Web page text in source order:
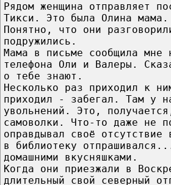
Рядом женщина отправляет
Тикси. Это была Олина мама.
Понятно, что они
подружились.
Мама в письме сообщила мне
телефона Оли и Валеры.
о тебе знают.
Несколько раз приходил к
приходил - забегал. Там у
увольнений. Это,
самоволки. Что-то даже не
оправдывал своё
в библиотеку
домашними вкусняшками.
Когда они приезжали в
длительный свой северный